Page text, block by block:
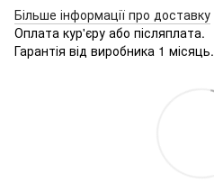
Більше інформації про доставку
Оплата кур'єру або післяплата.
Гарантія від виробника 1 місяць.